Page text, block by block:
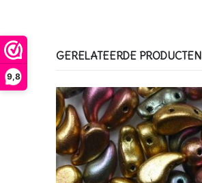
9,8
GERELATEERDE PRODUCTEN